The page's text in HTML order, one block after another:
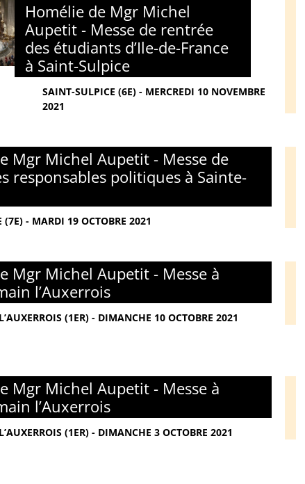
Homélie de Mgr Michel
Aupetit - Messe de rentrée
des étudiants d’Ile-de-France
à Saint-Sulpice
SAINT-SULPICE (6E) - MERCREDI 10 NOVEMBRE
2021
Mgr Michel Aupetit - Messe de
responsables politiques à Sainte-
(7E) - MARDI 19 OCTOBRE 2021
Mgr Michel Aupetit - Messe à
l’Auxerrois
(1ER) - DIMANCHE 10 OCTOBRE 2021
Mgr Michel Aupetit - Messe à
l’Auxerrois
(1ER) - DIMANCHE 3 OCTOBRE 2021